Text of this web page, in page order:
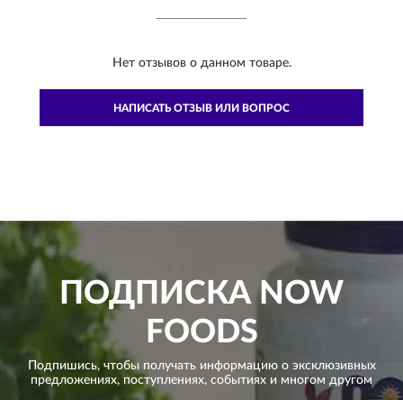
Нет отзывов о данном товаре.
НАПИСАТЬ ОТЗЫВ ИЛИ ВОПРОС
ПОДПИСКАNOW
FOODS
Подпишись, чтобы получать информацию о эксклюзивных
предложениях,поступлениях, событиях и многом другом